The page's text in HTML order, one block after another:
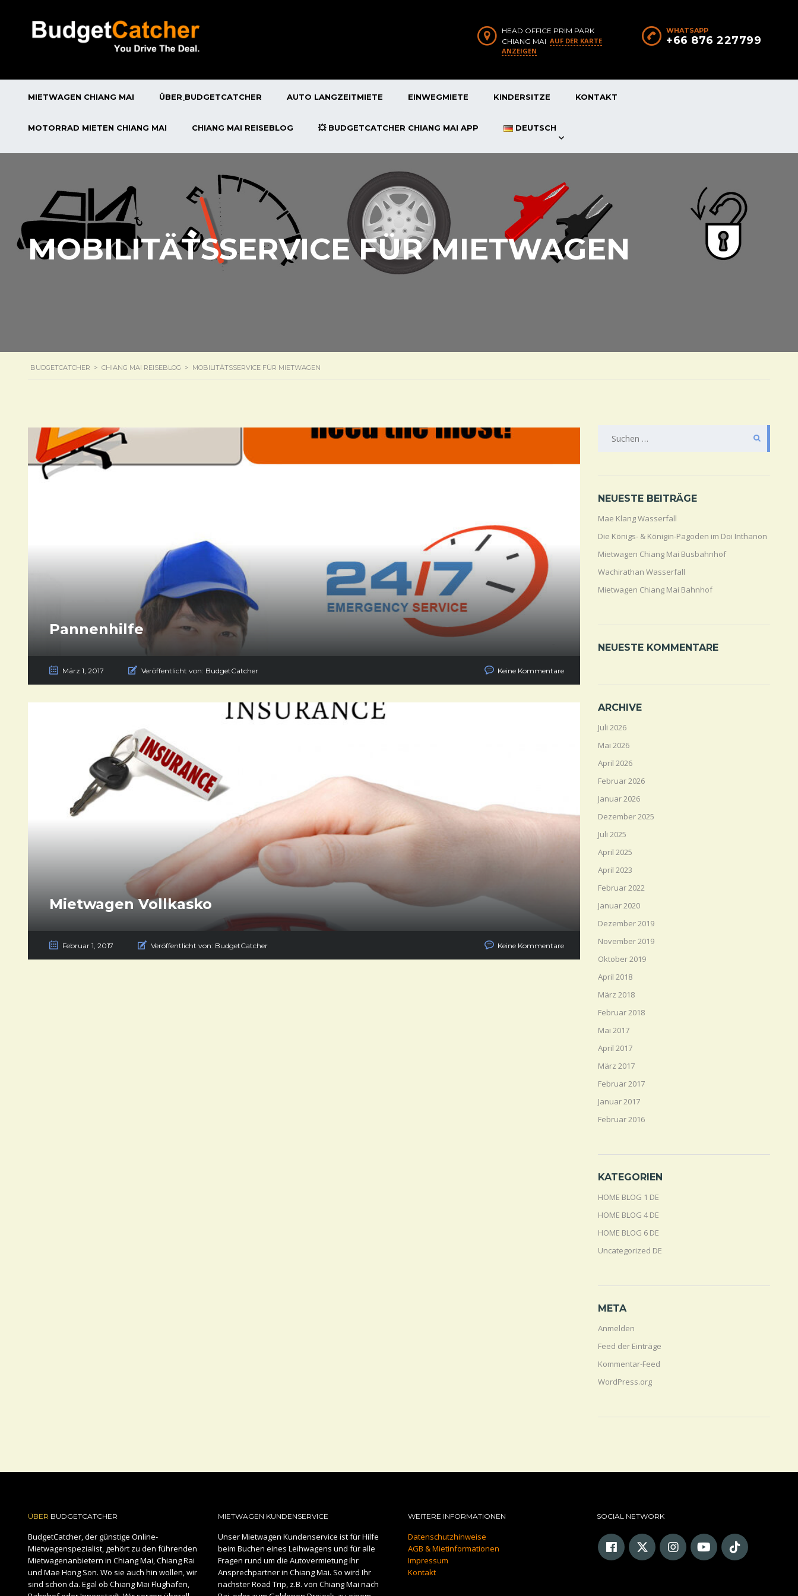
WHATSAPP
+66 876 227799
HEAD OFFICE PRIM PARK
CHIANG MAI AUF DER KARTE
ANZEIGEN
MIETWAGEN CHIANG MAI ÜBER ฺBUDGETCATCHER AUTO LANGZEITMIETE EINWEGMIETE KINDERSITZE KONTAKT
MOTORRAD MIETEN CHIANG MAI CHIANG MAI REISEBLOG 💥 BUDGETCATCHER CHIANG MAI APP DEUTSCH
MOBILITÄTSSERVICE FÜR MIETWAGEN
BUDGETCATCHER > CHIANG MAI REISEBLOG > MOBILITÄTSSERVICE FÜR MIETWAGEN
Pannenhilfe
März 1, 2017 Veröffentlicht von: BudgetCatcher Keine Kommentare
Mietwagen Vollkasko
Februar 1, 2017 Veröffentlicht von: BudgetCatcher Keine Kommentare
SUCHE
NEUESTE BEITRÄGE
Mae Klang Wasserfall
Die Königs- & Königin-Pagoden im Doi Inthanon
Mietwagen Chiang Mai Busbahnhof
Wachirathan Wasserfall
Mietwagen Chiang Mai Bahnhof
NEUESTE KOMMENTARE
ARCHIVE
Juli 2026
Mai 2026
April 2026
Februar 2026
Januar 2026
Dezember 2025
Juli 2025
April 2025
April 2023
Februar 2022
Januar 2020
Dezember 2019
November 2019
Oktober 2019
April 2018
März 2018
Februar 2018
Mai 2017
April 2017
März 2017
Februar 2017
Januar 2017
Februar 2016
KATEGORIEN
HOME BLOG 1 DE
HOME BLOG 4 DE
HOME BLOG 6 DE
Uncategorized DE
META
Anmelden
Feed der Einträge
Kommentar-Feed
WordPress.org
ÜBER BUDGETCATCHER
BudgetCatcher, der günstige Online-
Mietwagenspezialist, gehört zu den führenden
Mietwagenanbietern in Chiang Mai, Chiang Rai
und Mae Hong Son. Wo sie auch hin wollen, wir
sind schon da. Egal ob Chiang Mai Flughafen,
MIETWAGEN KUNDENSERVICE
Unser Mietwagen Kundenservice ist für Hilfe
beim Buchen eines Leihwagens und für alle
Fragen rund um die Autovermietung Ihr
Ansprechpartner in Chiang Mai. So wird Ihr
nächster Road Trip, z.B. von Chiang Mai nach
WEITERE INFORMATIONEN
Datenschutzhinweise
AGB & Mietinformationen
Impressum
Kontakt
SOCIAL NETWORK